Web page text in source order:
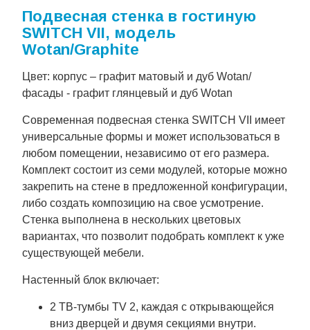
Подвесная стенка в гостиную
SWITCH VII, модель
Wotan/Graphite
Цвет: корпус – графит матовый и дуб Wotan/
фасады - графит глянцевый и дуб Wotan
Современная подвесная стенка SWITCH VII имеет
универсальные формы и может использоваться в
любом помещении, независимо от его размера.
Комплект состоит из семи модулей, которые можно
закрепить на стене в предложенной конфигурации,
либо создать композицию на свое усмотрение.
Стенка выполнена в нескольких цветовых
вариантах, что позволит подобрать комплект к уже
существующей мебели.
Настенный блок включает:
2 ТВ-тумбы TV 2, каждая с открывающейся
вниз дверцей и двумя секциями внутри.